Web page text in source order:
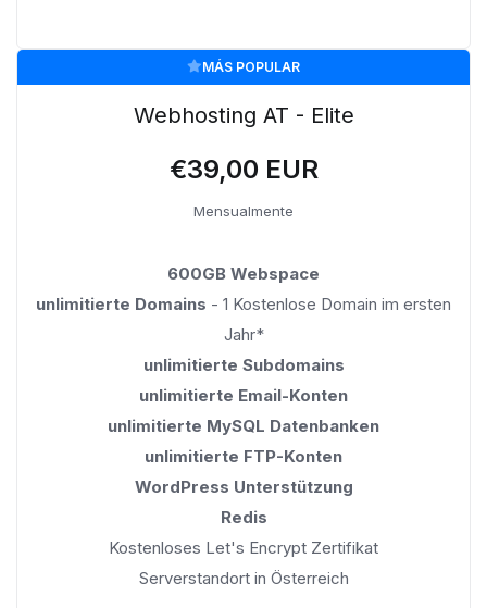
MÁS POPULAR
Webhosting AT - Elite
€39,00 EUR
Mensualmente
600GB Webspace
unlimitierte Domains - 1 Kostenlose Domain im ersten
Jahr*
unlimitierte Subdomains
unlimitierte Email-Konten
unlimitierte MySQL Datenbanken
unlimitierte FTP-Konten
WordPress Unterstützung
Redis
Kostenloses Let's Encrypt Zertifikat
Serverstandort in Österreich